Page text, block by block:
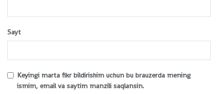
Sayt
Keyingi marta fikr bildirishim uchun bu brauzerda mening
ismim, email va saytim manzili saqlansin.